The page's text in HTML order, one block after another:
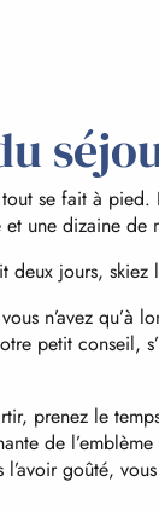
se fait à pied.
et une dizaine de
deux jours, skiez
n’avez qu’à
petit conseil,
prenez le
de
goûté,